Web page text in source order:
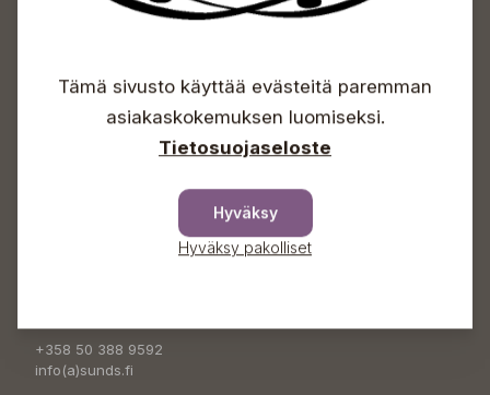
Arkisin 09-18
Info & vaihde
+358 50 388 9592
+358 50 388 9592
info(a)sunds.fi
Tämä sivusto käyttää evästeitä paremman
asiakaskokemuksen luomiseksi.
Tietosuojaseloste
Hyväksy
Hyväksy pakolliset